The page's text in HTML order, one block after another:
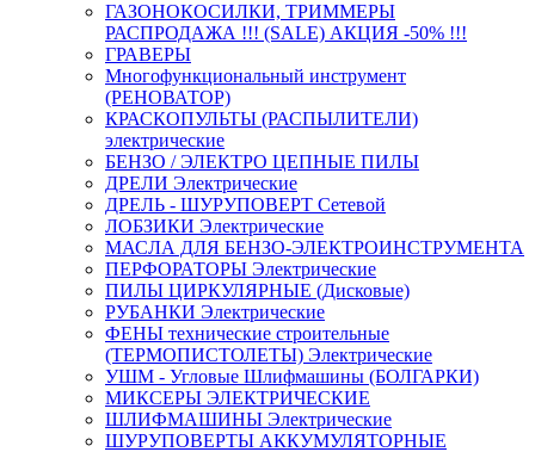
ГАЗОНОКОСИЛКИ, ТРИММЕРЫ
РАСПРОДАЖА !!! (SALE) АКЦИЯ -50% !!!
ГРАВЕРЫ
Многофункциональный инструмент
(РЕНОВАТОР)
КРАСКОПУЛЬТЫ (РАСПЫЛИТЕЛИ)
электрические
БЕНЗО / ЭЛЕКТРО ЦЕПНЫЕ ПИЛЫ
ДРЕЛИ Электрические
ДРЕЛЬ - ШУРУПОВЕРТ Сетевой
ЛОБЗИКИ Электрические
МАСЛА ДЛЯ БЕНЗО-ЭЛЕКТРОИНСТРУМЕНТА
ПЕРФОРАТОРЫ Электрические
ПИЛЫ ЦИРКУЛЯРНЫЕ (Дисковые)
РУБАНКИ Электрические
ФЕНЫ технические строительные
(ТЕРМОПИСТОЛЕТЫ) Электрические
УШМ - Угловые Шлифмашины (БОЛГАРКИ)
МИКСЕРЫ ЭЛЕКТРИЧЕСКИЕ
ШЛИФМАШИНЫ Электрические
ШУРУПОВЕРТЫ АККУМУЛЯТОРНЫЕ